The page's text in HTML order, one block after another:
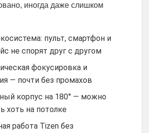
иногда даже слишком
пульт, смартфон и
не спорят друг с другом
фокусировка и
— почти без промахов
корпус на 180° — можно
хоть на потолке
работа Tizen без